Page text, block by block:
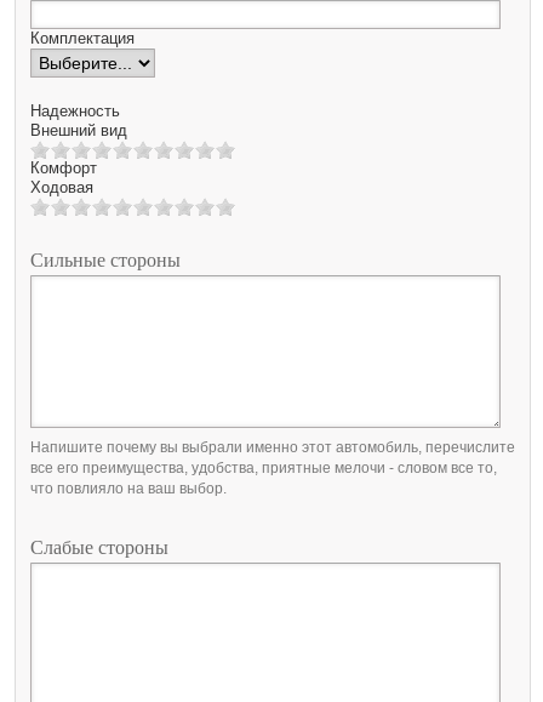
Комплектация
Надежность
Внешний вид
Комфорт
Ходовая
Сильные стороны
Напишите почему вы выбрали именно этот автомобиль, перечислите
все его преимущества, удобства, приятные мелочи - словом все то,
что повлияло на ваш выбор.
Слабые стороны